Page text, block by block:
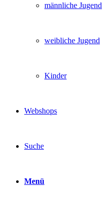
männliche Jugend
weibliche Jugend
Kinder
Webshops
Suche
Menü